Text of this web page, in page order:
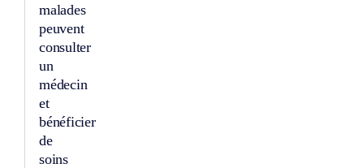
malades
peuvent
consulter
un
médecin
et
bénéficier
de
soins